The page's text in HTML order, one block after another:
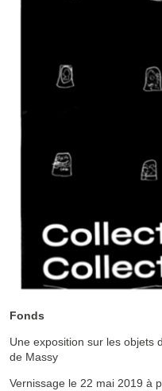
Fonds
Une exposition sur les objets
de Massy
Vernissage le 22 mai 2019 à